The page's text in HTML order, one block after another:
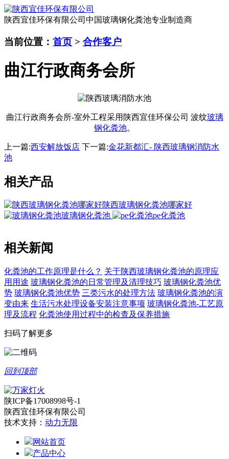
陕西宜佳环保有限公司 中国玻璃钢化粪池专业制造商
当前位置： 首页 > 合作客户
曲江行政商务会所
曲江行政商务会所-室外工程采用陕西宜佳环保公司 波纹玻璃
钢化粪池。
上一篇:西安解放饭店 下一篇:金花新都汇- 陕西玻璃钢消防水
池
相关产品
陕西玻璃钢化粪池哪家好
玻璃钢化粪池
pe化粪池
相关新闻
化粪池的工作原理是什么？ 关于陕西玻璃钢化粪池的原理应
用用途 玻璃钢化粪池的日常管理及清理技巧 玻璃钢化粪池优
势 玻璃钢化粪池优势 三类污水的处理方法 玻璃钢化粪池的演
变由来 生活污水处理设备安装注意事项 玻璃钢化粪池-工艺原
理及流程 化粪池使用过程中的检查及保养措施
扫码了解更多
回到顶部
陕ICP备17008998号-1
陕西宜佳环保有限公司
技术支持： 动力无限
网站首页
产品中心